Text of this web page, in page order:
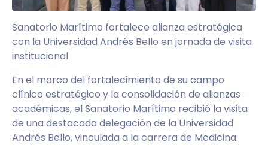
Sanatorio Marítimo fortalece alianza estratégica
con la Universidad Andrés Bello en jornada de visita
institucional
En el marco del fortalecimiento de su campo
clínico estratégico y la consolidación de alianzas
académicas, el Sanatorio Marítimo recibió la visita
de una destacada delegación de la Universidad
Andrés Bello, vinculada a la carrera de Medicina.